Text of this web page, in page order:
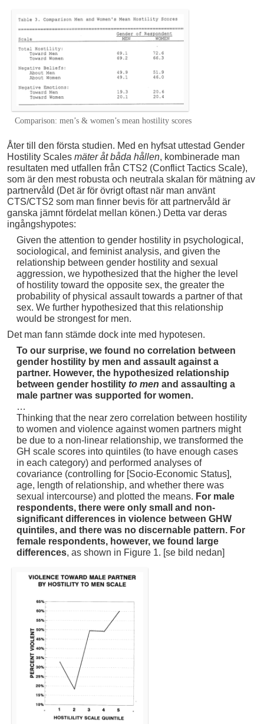
Comparison: men’s & women’s mean hostility scores
Åter till den första studien. Med en hyfsat uttestad Gender
Hostility Scales mäter åt båda hållen, kombinerade man
resultaten med utfallen från CTS2 (Conflict Tactics Scale),
som är den mest robusta och neutrala skalan för mätning av
partnervåld (Det är för övrigt oftast när man använt
CTS/CTS2 som man finner bevis för att partnervåld är
ganska jämnt fördelat mellan könen.) Detta var deras
ingångshypotes:
Given the attention to gender hostility in psychological,
sociological, and feminist analysis, and given the
relationship between gender hostility and sexual
aggression, we hypothesized that the higher the level
of hostility toward the opposite sex, the greater the
probability of physical assault towards a partner of that
sex. We further hypothesized that this relationship
would be strongest for men.
Det man fann stämde dock inte med hypotesen.
To our surprise, we found no correlation between
gender hostility by men and assault against a
partner. However, the hypothesized relationship
between gender hostility to men and assaulting a
male partner was supported for women.
…
Thinking that the near zero correlation between hostility
to women and violence against women partners might
be due to a non-linear relationship, we transformed the
GH scale scores into quintiles (to have enough cases
in each category) and performed analyses of
covariance (controlling for [Socio-Economic Status],
age, length of relationship, and whether there was
sexual intercourse) and plotted the means. For male
respondents, there were only small and non-
significant differences in violence between GHW
quintiles, and there was no discernable pattern. For
female respondents, however, we found large
differences, as shown in Figure 1. [se bild nedan]